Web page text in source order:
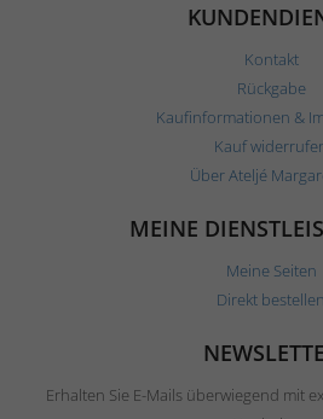
Kontakt
Rückgabe
Kaufinformationen &
Kauf
Über Ateljé
MEINE
Meine Seiten
Direkt bestellen
Erhalten Sie E-Mails überwiegend mit